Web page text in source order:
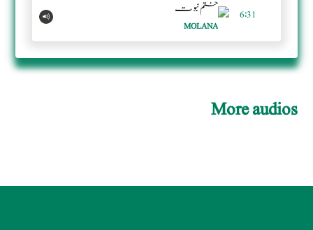
ختم نبوت
MOLANA
6:31
More audios